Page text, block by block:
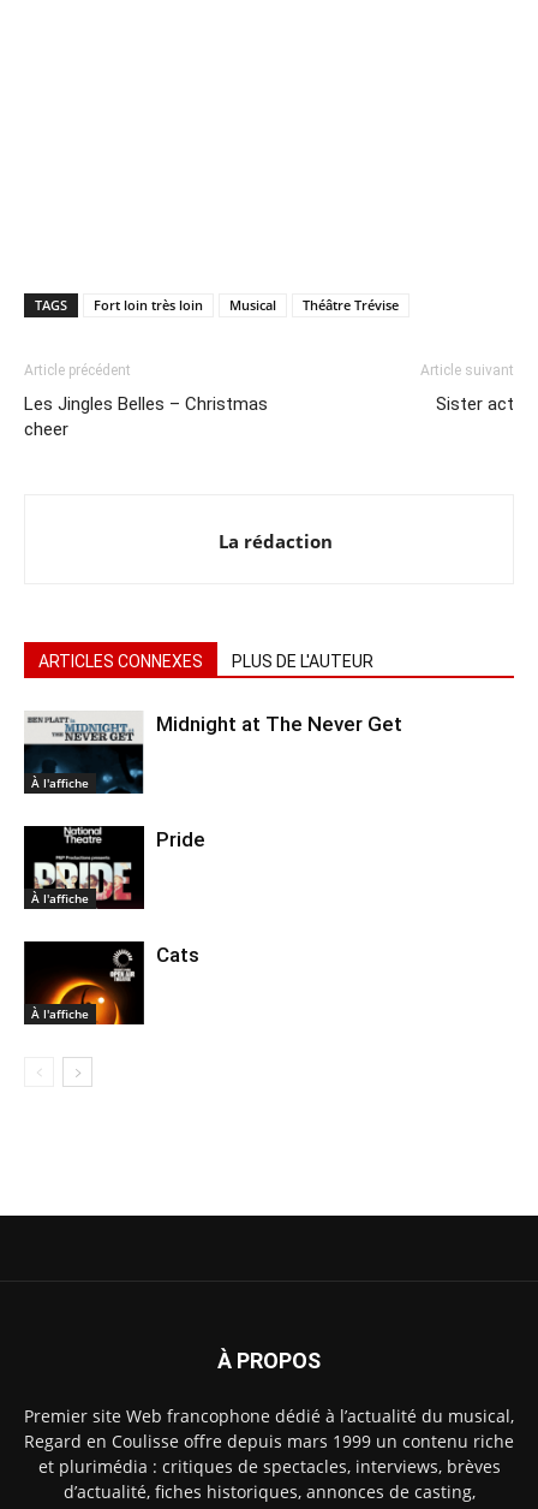
TAGS Fort loin très loin Musical Théâtre Trévise
Article précédent
Les Jingles Belles – Christmas
cheer
Article suivant
Sister act
La rédaction
ARTICLES CONNEXES PLUS DE L'AUTEUR
À l'affiche
Midnight at The Never Get
À l'affiche
Pride
À l'affiche
Cats
À PROPOS
Premier site Web francophone dédié à l’actualité du musical,
Regard en Coulisse offre depuis mars 1999 un contenu riche
et plurimédia : critiques de spectacles, interviews, brèves
d’actualité, fiches historiques, annonces de casting,